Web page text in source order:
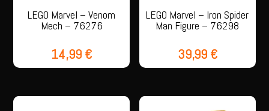
LEGO Marvel – Venom
Mech – 76276
14,99 €
LEGO Marvel – Iron Spider
Man Figure – 76298
39,99 €